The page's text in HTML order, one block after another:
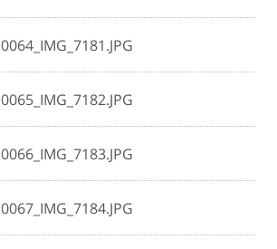
0064_IMG_7181.JPG
0065_IMG_7182.JPG
0066_IMG_7183.JPG
0067_IMG_7184.JPG